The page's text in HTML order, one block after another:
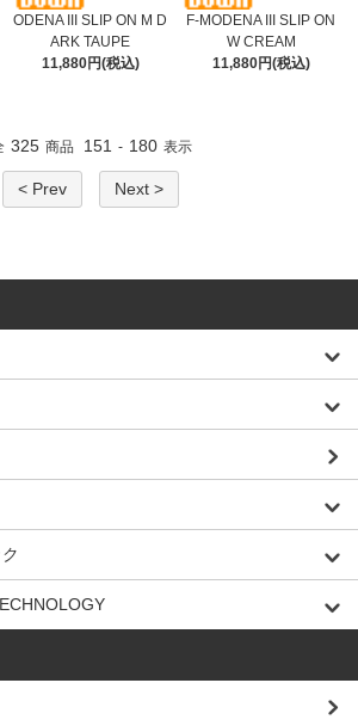
ODENA III SLIP ON M D
ARK TAUPE
11,880円(税込)
F-MODENA III SLIP ON
W CREAM
11,880円(税込)
325 商品 151 - 180 表示
< Prev Next >